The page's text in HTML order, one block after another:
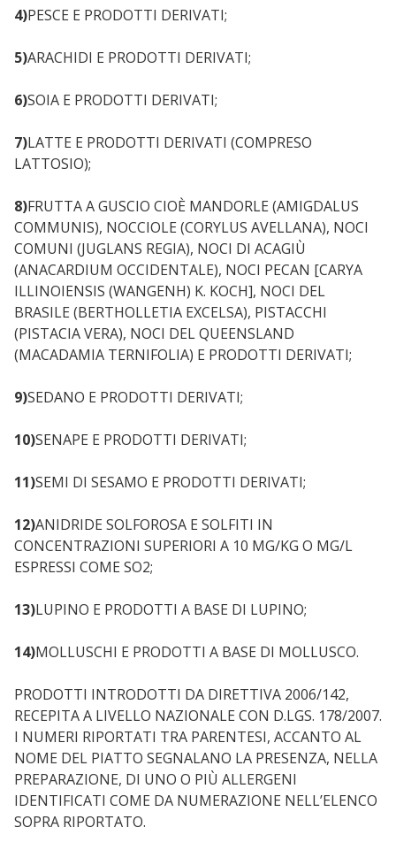
4)PESCE E PRODOTTI DERIVATI;
5)ARACHIDI E PRODOTTI DERIVATI;
6)SOIA E PRODOTTI DERIVATI;
7)LATTE E PRODOTTI DERIVATI (COMPRESO
LATTOSIO);
8)FRUTTA A GUSCIO CIOÈ MANDORLE (AMIGDALUS
COMMUNIS), NOCCIOLE (CORYLUS AVELLANA), NOCI
COMUNI (JUGLANS REGIA), NOCI DI ACAGIÙ
(ANACARDIUM OCCIDENTALE), NOCI PECAN [CARYA
ILLINOIENSIS (WANGENH) K. KOCH], NOCI DEL
BRASILE (BERTHOLLETIA EXCELSA), PISTACCHI
(PISTACIA VERA), NOCI DEL QUEENSLAND
(MACADAMIA TERNIFOLIA) E PRODOTTI DERIVATI;
9)SEDANO E PRODOTTI DERIVATI;
10)SENAPE E PRODOTTI DERIVATI;
11)SEMI DI SESAMO E PRODOTTI DERIVATI;
12)ANIDRIDE SOLFOROSA E SOLFITI IN
CONCENTRAZIONI SUPERIORI A 10 MG/KG O MG/L
ESPRESSI COME SO2;
13)LUPINO E PRODOTTI A BASE DI LUPINO;
14)MOLLUSCHI E PRODOTTI A BASE DI MOLLUSCO.
PRODOTTI INTRODOTTI DA DIRETTIVA 2006/142,
RECEPITA A LIVELLO NAZIONALE CON D.LGS. 178/2007.
I NUMERI RIPORTATI TRA PARENTESI, ACCANTO AL
NOME DEL PIATTO SEGNALANO LA PRESENZA, NELLA
PREPARAZIONE, DI UNO O PIÙ ALLERGENI
IDENTIFICATI COME DA NUMERAZIONE NELL’ELENCO
SOPRA RIPORTATO.